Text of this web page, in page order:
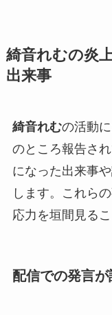
綺音れむの炎
出来事
綺音れむの活動
のところ報告さ
になった出来事
します。これら
応力を垣間見る
配信での発言